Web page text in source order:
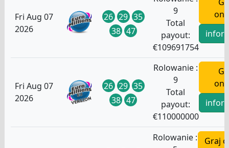
Fri Aug 07
2026
26 29 35
38 47
9
Total
payout:
€109691754
Fri Aug 07
2026
26 29 35
38 47
Rolowanie :
9
Total
payout:
€110000000
Rolowanie :
Graj